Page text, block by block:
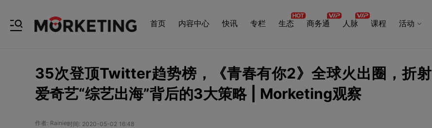
首页 内容中心 快讯 专栏 生态 商务通 人脉 课程 活动
35次登顶Twitter趋势榜，《青春有你2》全球火出圈，折射
爱奇艺“综艺出海”背后的3大策略 | Morketing观察
作者: Rainie时间: 2020-05-02 16:48